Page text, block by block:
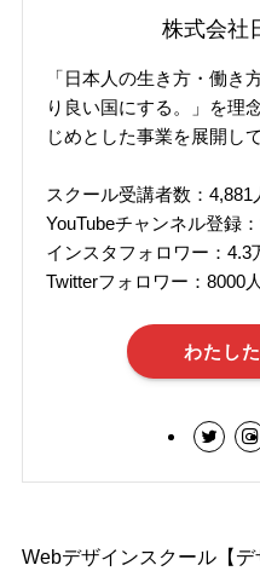
株式会社
「日本人の生き方・働き
り良い国にする。」を理
じめとした事業を展開し
スクール受講者数：4,881
YouTubeチャンネル登録
インスタフォロワー：4.3
Twitterフォロワー：8000人
わたし
Webデザインスクール【